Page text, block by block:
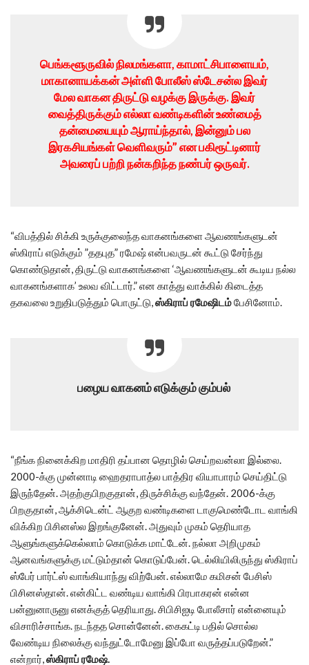
பெங்களூருவில் நிலமங்களா, காமாட்சிபாளையம்,
மாகானாயக்கன் அள்ளி போலீஸ் ஸ்டேசன்ல இவர்
மேல வாகன திருட்டு வழக்கு இருக்கு. இவர்
வைத்திருக்கும் எல்லா வண்டிகளின் உண்மைத்
தன்மையையும் ஆராய்ந்தால், இன்னும் பல
இரகசியங்கள் வெளிவரும்” என பகிரூட்டினார்
அவரைப் பற்றி நன்கறிந்த நண்பர் ஒருவர்.
“விபத்தில் சிக்கி உருக்குலைந்த வாகனங்களை ஆவணங்களுடன்
ஸ்கிராப் எடுக்கும் ”ததபுத” ரமேஷ் என்பவருடன் கூட்டு சேர்ந்து
கொண்டுதான், திருட்டு வாகனங்களை ‘ஆவணங்களுடன் கூடிய நல்ல
வாகனங்களாக’ உலவ விட்டார்.” என காத்து வாக்கில் கிடைத்த
தகவலை உறுதிபடுத்தும் பொருட்டு,ஸ்கிராப் ரமேஷிடம்பேசினோம்.
பழைய வாகனம் எடுக்கும் கும்பல்
“நீங்க நினைக்கிற மாதிரி தப்பான தொழில் செய்றவன்லா இல்லை.
2000-க்கு முன்னாடி ஹைதராபாத்ல பாத்திர வியாபாரம் செய்திட்டு
இருந்தேன். அதற்குபிறகுதான், திருச்சிக்கு வந்தேன். 2006-க்கு
பிறகுதான், ஆக்சிடென்ட் ஆகுற வண்டிகளை டாகுமெண்டோட வாங்கி
விக்கிற பிசினஸ்ல இறங்குனேன். அதுவும் முகம் தெரியாத
ஆளுங்களுக்கெல்லாம் கொடுக்க மாட்டேன். நல்லா அறிமுகம்
ஆனவங்களுக்கு மட்டும்தான் கொடுப்பேன். டெல்லியிலிருந்து ஸ்கிராப்
ஸ்பேர் பார்ட்ஸ் வாங்கியாந்து விற்பேன். எல்லாமே கமிசன் பேசிஸ்
பிசினஸ்தான். என்கிட்ட வண்டிய வாங்கி பிரபாகரன் என்ன
பன்னுனாருனு எனக்குத் தெரியாது. சிபிசிஐடி போலீசார் என்னையும்
விசாரிச்சாங்க. நடந்தத சொன்னேன். கைகட்டி பதில் சொல்ல
வேண்டிய நிலைக்கு வந்துட்டோமேனு இப்போ வருத்தப்படுறேன்.”
என்றார்,ஸ்கிராப் ரமேஷ்.